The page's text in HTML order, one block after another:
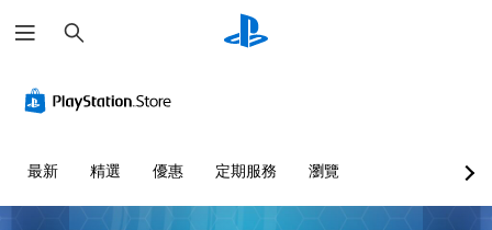
尋
最新 精選 優惠 定期服務 瀏覽